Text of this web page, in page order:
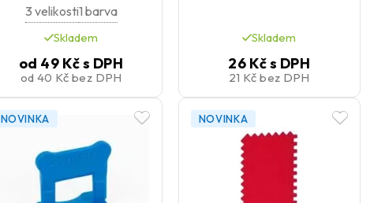
3 velikosti1 barva
Skladem
od 49 Kčs DPH
od 40 Kč bez DPH
Skladem
26 Kčs DPH
21 Kčbez DPH
NOVINKA NOVINKA